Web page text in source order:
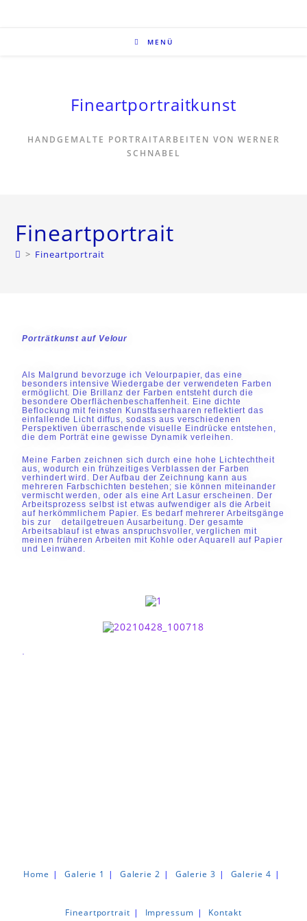
MENÜ
Fineartportraitkunst
HANDGEMALTE PORTRAITARBEITEN VON WERNER
SCHNABEL
Fineartportrait
> Fineartportrait
Porträtkunst auf Velour
Als Malgrund bevorzuge ich Velourpapier, das eine
besonders intensive Wiedergabe der verwendeten Farben
ermöglicht. Die Brillanz der Farben entsteht durch die
besondere Oberflächenbeschaffenheit. Eine dichte
Beflockung mit feinsten Kunstfaserhaaren reflektiert das
einfallende Licht diffus, sodass aus verschiedenen
Perspektiven überraschende visuelle Eindrücke entstehen,
die dem Porträt eine gewisse Dynamik verleihen.
Meine Farben zeichnen sich durch eine hohe Lichtechtheit
aus, wodurch ein frühzeitiges Verblassen der Farben
verhindert wird. Der Aufbau der Zeichnung kann aus
mehreren Farbschichten bestehen; sie können miteinander
vermischt werden, oder als eine Art Lasur erscheinen. Der
Arbeitsprozess selbst ist etwas aufwendiger als die Arbeit
auf herkömmlichem Papier. Es bedarf mehrerer Arbeitsgänge
bis zur detailgetreuen Ausarbeitung. Der gesamte
Arbeitsablauf ist etwas anspruchsvoller, verglichen mit
meinen früheren Arbeiten mit Kohle oder Aquarell auf Papier
und Leinwand.
Home Galerie 1 Galerie 2 Galerie 3 Galerie 4
Fineartportrait Impressum Kontakt